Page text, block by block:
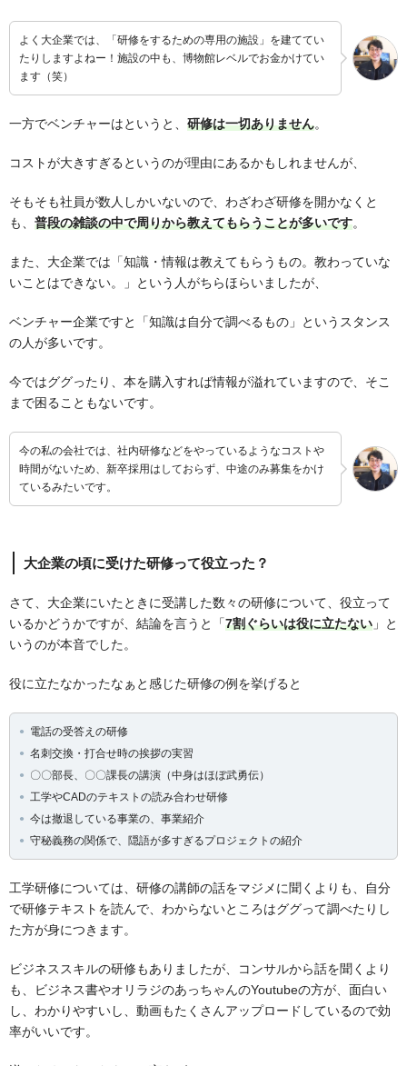
よく大企業では、「研修をするための専用の施設」を建ててい
たりしますよねー！施設の中も、博物館レベルでお金かけてい
ます（笑）
一方でベンチャーはというと、 研修は一切ありません。
コストが大きすぎるというのが理由にあるかもしれませんが、
そもそも社員が数人しかいないので、わざわざ研修を開かなくと
も、 普段の雑談の中で周りから教えてもらうことが多いです。
また、大企業では「知識・情報は教えてもらうもの。教わっていな
いことはできない。」という人がちらほらいましたが、
ベンチャー企業ですと「知識は自分で調べるもの」というスタンス
の人が多いです。
今ではググったり、本を購入すれば情報が溢れていますので、そこ
まで困ることもないです。
今の私の会社では、社内研修などをやっているようなコストや
時間がないため、新卒採用はしておらず、中途のみ募集をかけ
ているみたいです。
大企業の頃に受けた研修って役立った？
さて、大企業にいたときに受講した数々の研修について、役立って
いるかどうかですが、結論を言うと「7割ぐらいは役に立たない 」と
いうのが本音でした。
役に立たなかったなぁと感じた研修の例を挙げると
電話の受答えの研修
名刺交換・打合せ時の挨拶の実習
〇〇部長、〇〇課長の講演（中身はほぼ武勇伝）
工学やCADのテキストの読み合わせ研修
今は撤退している事業の、事業紹介
守秘義務の関係で、隠語が多すぎるプロジェクトの紹介
工学研修については、研修の講師の話をマジメに聞くよりも、自分
で研修テキストを読んで、わからないところはググって調べたりし
た方が身につきます。
ビジネススキルの研修もありましたが、コンサルから話を聞くより
も、ビジネス書やオリラジのあっちゃんのYoutubeの方が、面白い
し、わかりやすいし、動画もたくさんアップロードしているので効
率がいいです。